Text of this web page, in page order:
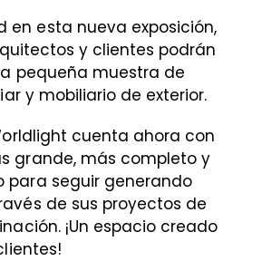
en esta nueva exposición,
y clientes podrán
pequeña muestra de
y mobiliario de exterior.
cuenta ahora con
grande, más completo y
para seguir generando
de sus proyectos de
¡Un espacio creado